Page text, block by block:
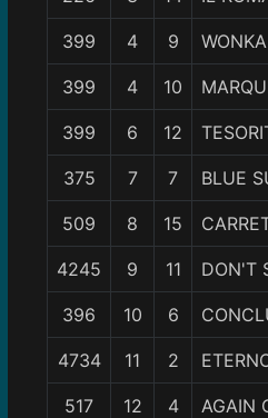
399 4 9 WONKA
399 4 10
399 6 12
375 7 7 BLUE
509 8 15
4245 9 11 DON'T
396 10 6
4734 11 2
517 12 4 AGAIN